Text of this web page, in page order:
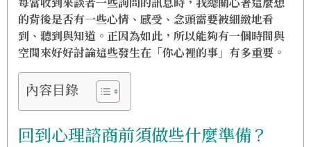
的背後是否有一些心情、感受、念頭需要被細緻地看
到、聽到與知道。正因為如此，所以能夠有一個時間與
空間來好好討論這些發生在「你心裡的事」有多重要。
內容目錄
回到心理諮商前須做些什麼準備？